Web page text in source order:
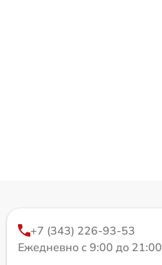
+7 (343) 226-93-53
Ежедневно с 9:00 до 21:00